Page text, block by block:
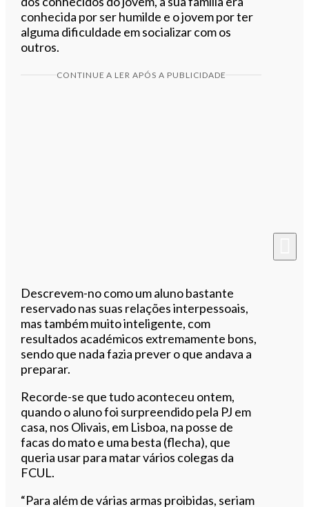
conhecida por ser humilde e o jovem por ter
alguma dificuldade em socializar com os
outros.
CONTINUE A LER APÓS A PUBLICIDADE
Descrevem-no como um aluno bastante
reservado nas suas relações interpessoais,
mas também muito inteligente, com
resultados académicos extremamente bons,
sendo que nada fazia prever o que andava a
preparar.
Recorde-se que tudo aconteceu ontem,
quando o aluno foi surpreendido pela PJ em
casa, nos Olivais, em Lisboa, na posse de
facas do mato e uma besta (flecha), que
queria usar para matar vários colegas da
FCUL.
“Para além de várias armas proibidas, seriam